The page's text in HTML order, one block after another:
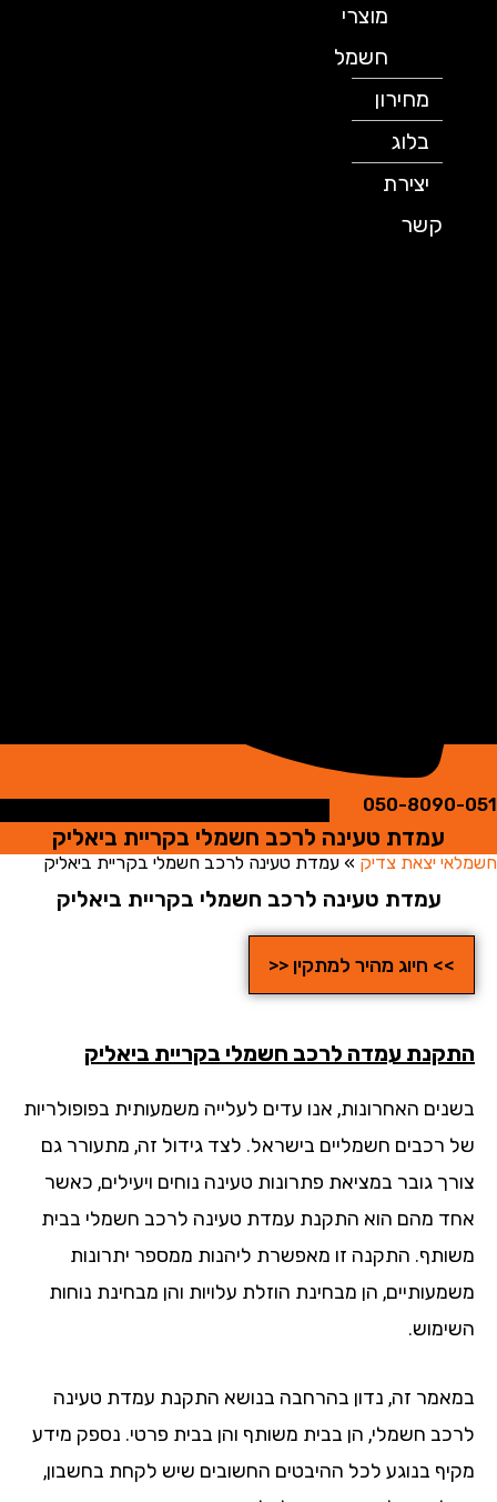
מוצרי
חשמל
מחירון
יצירת
קשר
050-
עמדת טעינה לרכב חשמלי בקריית ביאליק
יצאת צדיק »עמדת טעינה לרכב חשמלי בקריית ביאליק
עמדת טעינה לרכב חשמלי בקריית ביאליק
>> חיוג מהיר למתקין <<
עמדה לרכב חשמליבקריית ביאליק
האחרונות, אנו עדים לעלייה משמעותית בפופולריות
רכבים חשמליים בישראל. לצד גידול זה, מתעורר גם
גובר במציאת פתרונות טעינה נוחים ויעילים, כאשר
מהם הוא התקנת עמדת טעינה לרכב חשמלי בבית
התקנה זו מאפשרת ליהנות ממספר יתרונות
הן מבחינת הוזלת עלויות והן מבחינת נוחות
זה, נדון בהרחבה בנושא התקנת עמדת טעינה
חשמלי, הן בבית משותף והן בבית פרטי. נספק מידע
בנוגע לכל ההיבטים החשובים שיש לקחת בחשבון,